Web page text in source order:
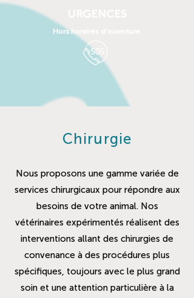
Hors horaires d'ouverture
Chirurgie
Nous proposons une gamme variée de
services chirurgicaux pour répondre aux
besoins de votre animal. Nos
vétérinaires expérimentés réalisent des
interventions allant des chirurgies de
convenance à des procédures plus
spécifiques, toujours avec le plus grand
soin et une attention particulière à la